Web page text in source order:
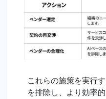
これらの施策を実行
を排除し、より効率